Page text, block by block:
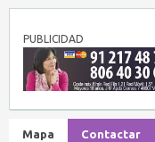
PUBLICIDAD
Mapa Contactar